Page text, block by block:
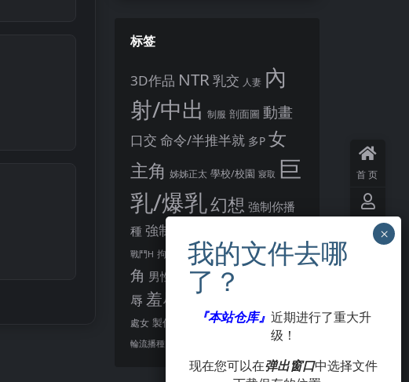
标签
3D作品 NTR乳交 人妻 內
射/中出 制服 剖面圖 動畫
口交 命令/半推半就 多P 女
主角 姊姊正太 學校/校園 寢取 巨
乳/爆乳幻想 強制你播
種 強制播種
戰鬥H 拘束 教育 暗示 沉淪快樂 男主
角 男性受 異種播種
辱 羞辱 胸部/奶子
處女 製作大師 觸手觸摸 賣春/援交
輪流播種
點陣圖
首页
用户
中心
『本站仓库』 近期进行了重大升
级！
现在您可以在弹出窗口中选择文件